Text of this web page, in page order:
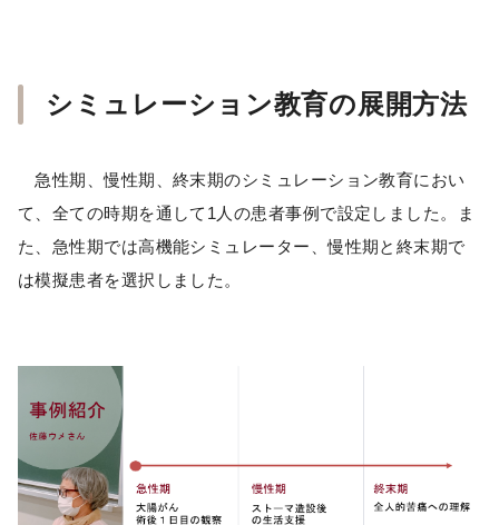
シミュレーション教育の展開方法
急性期、慢性期、終末期のシミュレーション教育におい
て、全ての時期を通して1人の患者事例で設定しました。ま
た、急性期では高機能シミュレーター、慢性期と終末期で
は模擬患者を選択しました。